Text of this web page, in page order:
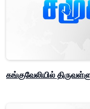
கங்குவேலியில்